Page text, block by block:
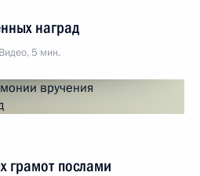
наград
Видео, 5 мин.
грамот послами